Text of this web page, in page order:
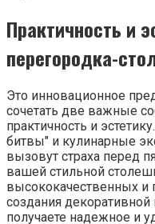
Практичность и
перегородка-
Это инновационное
сочетать две важные
практичность и
битвы" и кулинарные
вызовут страха перед
вашей стильной
высококачественных и
создания
получаете надежное и